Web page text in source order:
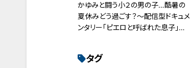
かゆみと闘う小２の男の子…酷暑の
夏休みどう過ごす？～配信型ドキュメ
ンタリー「ピエロと呼ばれた息子」第
タグ